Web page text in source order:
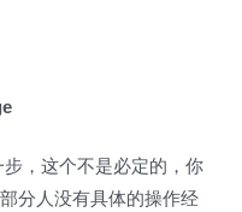
，这个不是必定的，你
分人没有具体的操作经